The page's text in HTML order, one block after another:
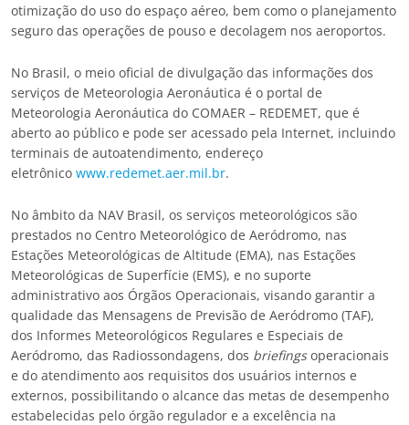
otimização do uso do espaço aéreo, bem como o planejamento
seguro das operações de pouso e decolagem nos aeroportos.
No Brasil, o meio oficial de divulgação das informações dos
serviços de Meteorologia Aeronáutica é o portal de
Meteorologia Aeronáutica do COMAER – REDEMET, que é
aberto ao público e pode ser acessado pela Internet, incluindo
terminais de autoatendimento, endereço
eletrônico www.redemet.aer.mil.br.
No âmbito da NAV Brasil, os serviços meteorológicos são
prestados no Centro Meteorológico de Aeródromo, nas
Estações Meteorológicas de Altitude (EMA), nas Estações
Meteorológicas de Superfície (EMS), e no suporte
administrativo aos Órgãos Operacionais, visando garantir a
qualidade das Mensagens de Previsão de Aeródromo (TAF),
dos Informes Meteorológicos Regulares e Especiais de
Aeródromo, das Radiossondagens, dos briefingsoperacionais
e do atendimento aos requisitos dos usuários internos e
externos, possibilitando o alcance das metas de desempenho
estabelecidas pelo órgão regulador e a excelência na